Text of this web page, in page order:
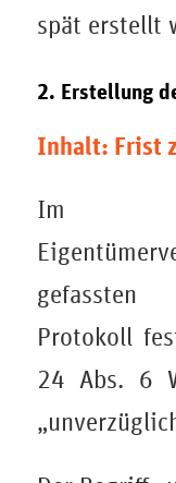
spät erstellt
2. Erstellung
Inhalt: Frist
Im
gefassten
Protokoll
24 Abs. 6